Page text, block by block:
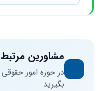
مشاورین مرتبط
در حوزه امور
بگیرید